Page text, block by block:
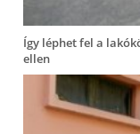
Így léphet fel a
ellen